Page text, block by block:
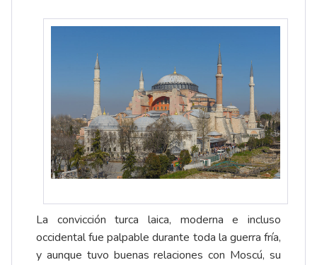
La convicción turca laica, moderna e incluso
occidental fue palpable durante toda la guerra fría,
y aunque tuvo buenas relaciones con Moscú, su